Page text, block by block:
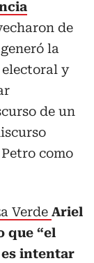
de
la
y
de un
como
Verde Ariel
que “el
intentar